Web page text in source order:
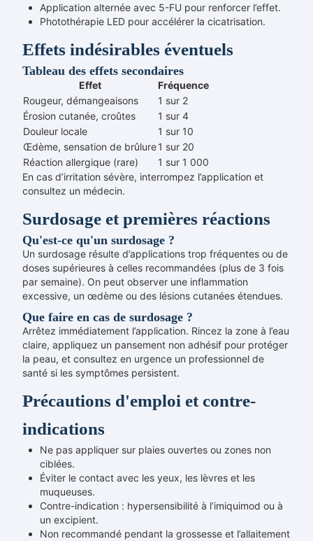
Application alternée avec 5-FU pour renforcer l’effet.
Photothérapie LED pour accélérer la cicatrisation.
Effets indésirables éventuels
Tableau des effets secondaires
Effet
Fréquence
Rougeur, démangeaisons
1 sur 2
Érosion cutanée, croûtes
1 sur 4
Douleur locale
1 sur 10
Œdème, sensation de brûlure1 sur 20
Réaction allergique (rare)
1 sur 1 000
En cas d’irritation sévère, interrompez l’application et
consultez un médecin.
Surdosage et premières réactions
Qu'est-ce qu'un surdosage ?
Un surdosage résulte d’applications trop fréquentes ou de
doses supérieures à celles recommandées (plus de 3 fois
par semaine). On peut observer une inflammation
excessive, un œdème ou des lésions cutanées étendues.
Que faire en cas de surdosage ?
Arrêtez immédiatement l’application. Rincez la zone à l’eau
claire, appliquez un pansement non adhésif pour protéger
la peau, et consultez en urgence un professionnel de
santé si les symptômes persistent.
Précautions d'emploi et contre-
indications
Ne pas appliquer sur plaies ouvertes ou zones non
ciblées.
Éviter le contact avec les yeux, les lèvres et les
muqueuses.
Contre-indication : hypersensibilité à l’imiquimod ou à
un excipient.
Non recommandé pendant la grossesse et l’allaitement